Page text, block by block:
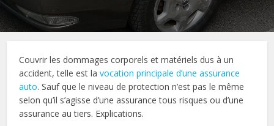
Couvrir les dommages corporels et matériels dus à un
accident, telle est lavocation principale d’une assurance
auto. Sauf que le niveau de protection n’est pas le même
selon qu’il s’agisse d’une assurance tous risques ou d’une
assurance au tiers. Explications.